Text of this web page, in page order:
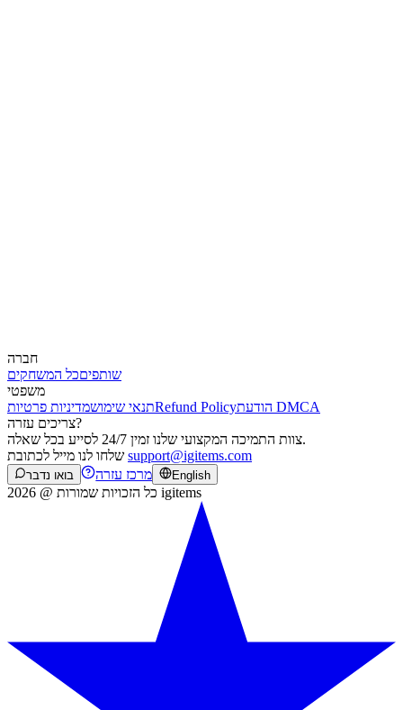
חברה
שותפיםכל המשחקים
משפטי
תנאי שימושמדיניות פרטיות Refund Policy
הודעת DMCA
צריכים עזרה?
צוות התמיכה המקצועי שלנו זמין 24/7 לסייע בכל שאלה.
support@igitems.com
בואו נדבר מרכז עזרה English
כל הזכויות שמורות @ 2026 igitems